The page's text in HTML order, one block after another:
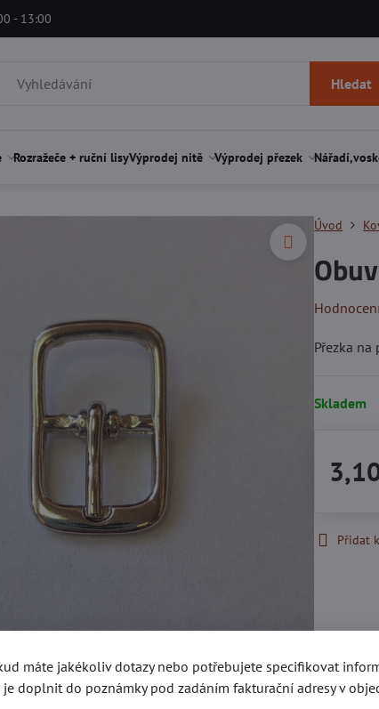
- 13:00
Hledat
Rozražeče + ruční lisyVýprodej nitě Výprodej přezek
Úvod
Přezka na
Skladem
Přidat
máte jakékoliv dotazy nebo potřebujete specifikovat
doplnit do poznámky pod zadáním fakturační adresy v